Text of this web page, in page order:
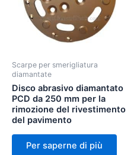
Scarpe per smerigliatura
diamantate
Disco abrasivo diamantato
PCD da 250 mm per la
rimozione del rivestimento
del pavimento
Per saperne di più